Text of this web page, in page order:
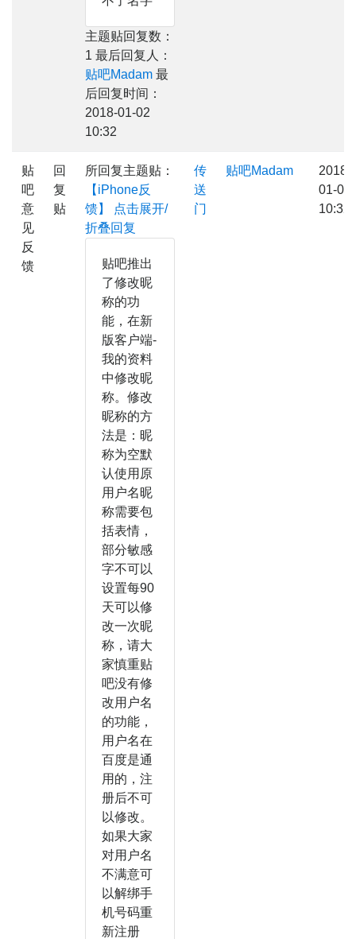
主题贴回复数：
1 最后回复人：
贴吧Madam 最
后回复时间：
2018-01-02
10:32
贴
吧
意
见
反
馈
回
复
贴
所回复主题贴：
【iPhone反
馈】
点击展开/
折叠回复
贴吧推出
了修改昵
称的功
能，在新
版客户端-
我的资料
中修改昵
称。修改
昵称的方
法是：昵
称为空默
认使用原
用户名昵
称需要包
括表情，
部分敏感
字不可以
设置每90
天可以修
改一次昵
称，请大
家慎重贴
吧没有修
改用户名
的功能，
用户名在
百度是通
用的，注
册后不可
以修改。
如果大家
对用户名
不满意可
以解绑手
机号码重
新注册
传
送
门
贴吧Madam
2018-
01-02
10:32